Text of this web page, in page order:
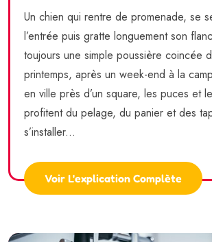
Un chien qui rentre de promenade, se
l’entrée puis gratte longuement son
toujours une simple poussière coincée
printemps, après un week-end à la
en ville près d’un square, les puces et
profitent du pelage, du panier et des
s’installer...
Voir L'explication Complète